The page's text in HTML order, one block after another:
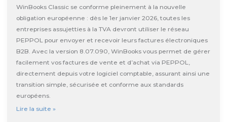
WinBooks Classic se conforme pleinement à la nouvelle
obligation européenne : dès le 1er janvier 2026, toutes les
entreprises assujetties à la TVA devront utiliser le réseau
PEPPOL pour envoyer et recevoir leurs factures électroniques
B2B. Avec la version 8.07.090, WinBooks vous permet de gérer
facilement vos factures de vente et d’achat via PEPPOL,
directement depuis votre logiciel comptable, assurant ainsi une
transition simple, sécurisée et conforme aux standards
européens.
WinBooks
Lire la suite »